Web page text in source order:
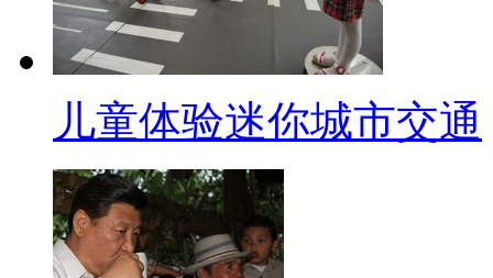
【解说】5月7号正是第十五
凶，中国工程院院士钟南山曾
喘的发病和症状加重有密切的
喘”，为了普及哮喘防治知识、
响，广州医学院等机构举办了
了解，近年哮喘患者有年轻化
儿童体验迷你城市交通